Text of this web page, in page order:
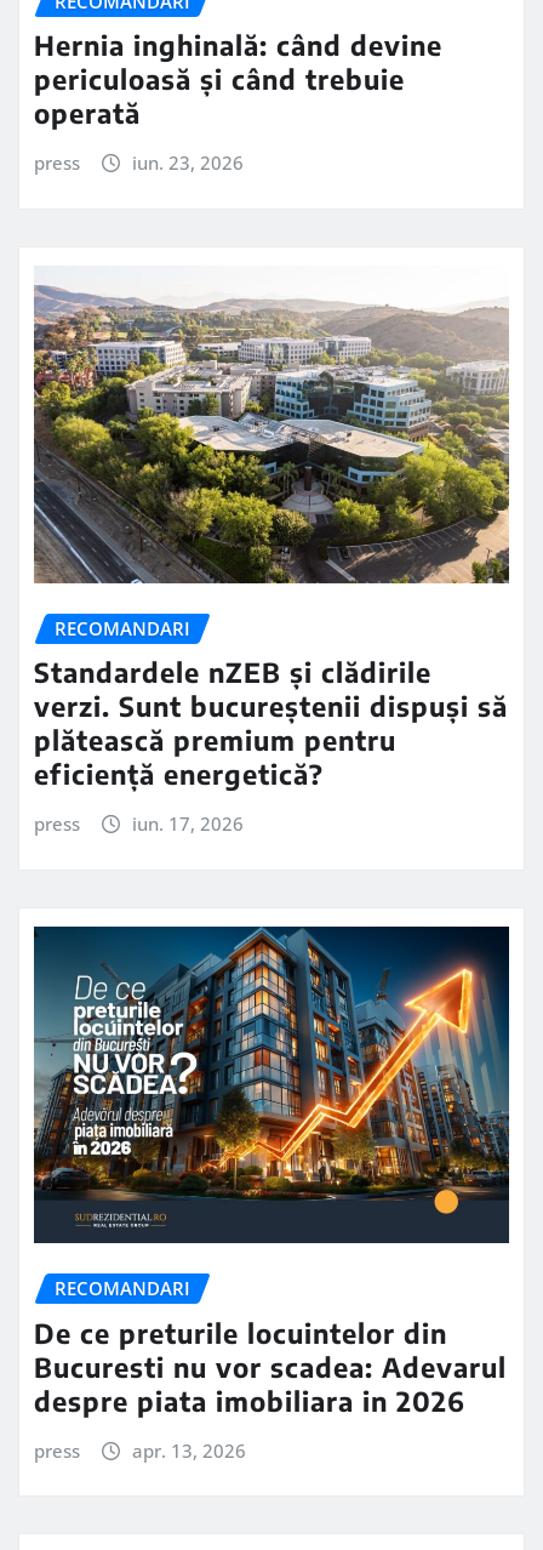
Hernia inghinală: când devine
periculoasă și când trebuie
operată
press iun. 23, 2026
RECOMANDARI
Standardele nZEB și clădirile
verzi. Sunt bucureștenii dispuși să
plătească premium pentru
eficiență energetică?
press iun. 17, 2026
RECOMANDARI
De ce preturile locuintelor din
Bucuresti nu vor scadea: Adevarul
despre piata imobiliara in 2026
press apr. 13, 2026